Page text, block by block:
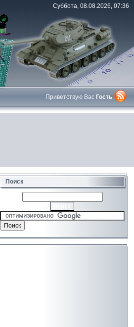
Суббота, 08.08.2026, 07:36
Приветствую Вас Гость
Поиск